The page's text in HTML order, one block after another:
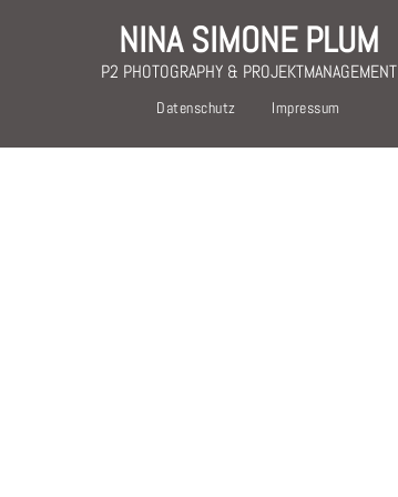
NINA SIMONE PLUM
P2 PHOTOGRAPHY & PROJEKTMANAGEMENT
Datenschutz Impressum